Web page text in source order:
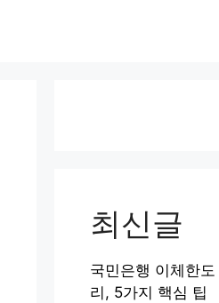
최신글
국민은행 이체한
리, 5가지 핵심 팁